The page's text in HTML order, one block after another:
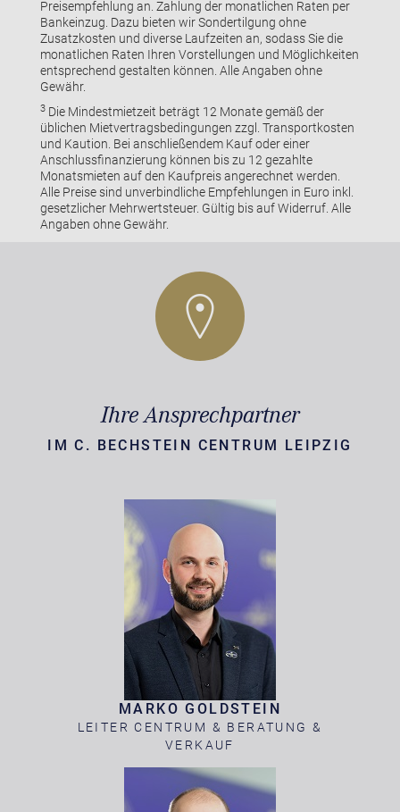
Preisempfehlung an. Zahlung der monatlichen Raten per
Bankeinzug. Dazu bieten wir Sondertilgung ohne
Zusatzkosten und diverse Laufzeiten an, sodass Sie die
monatlichen Raten Ihren Vorstellungen und Möglichkeiten
entsprechend gestalten können. Alle Angaben ohne
Gewähr.
3Die Mindestmietzeit beträgt 12 Monate gemäß der
üblichen Mietvertragsbedingungen zzgl. Transportkosten
und Kaution. Bei anschließendem Kauf oder einer
Anschlussfinanzierung können bis zu 12 gezahlte
Monatsmieten auf den Kaufpreis angerechnet werden.
Alle Preise sind unverbindliche Empfehlungen in Euro inkl.
gesetzlicher Mehrwertsteuer. Gültig bis auf Widerruf. Alle
Angaben ohne Gewähr.
Ihre Ansprechpartner
IM C. BECHSTEIN CENTRUM LEIPZIG
MARKO GOLDSTEIN
LEITER CENTRUM & BERATUNG &
VERKAUF